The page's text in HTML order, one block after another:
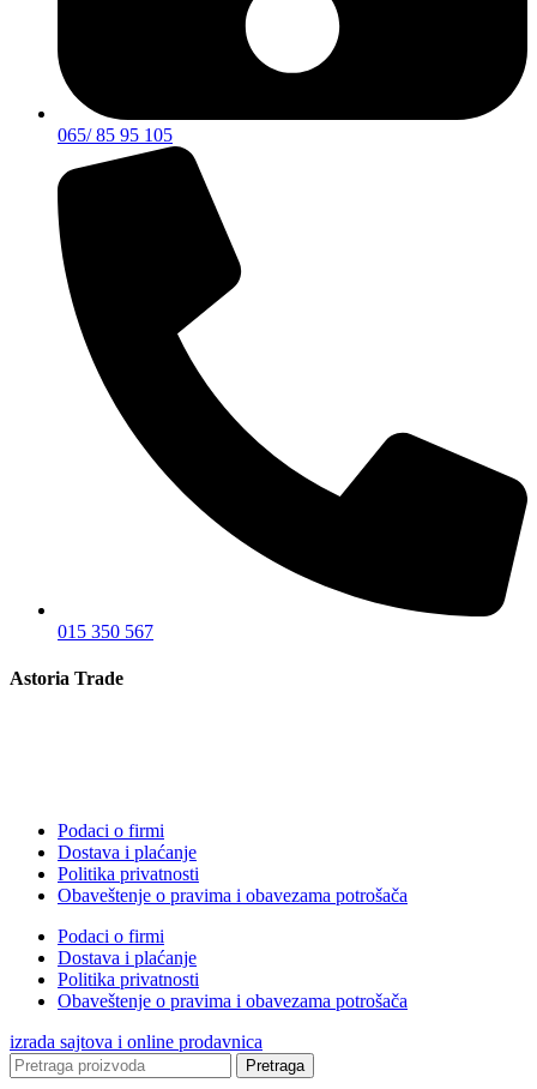
065/ 85 95 105
015 350 567
Astoria Trade
Podaci o firmi
Dostava i plaćanje
Politika privatnosti
Obaveštenje o pravima i obavezama potrošača
Podaci o firmi
Dostava i plaćanje
Politika privatnosti
Obaveštenje o pravima i obavezama potrošača
izrada sajtova i online prodavnica
Pretraga